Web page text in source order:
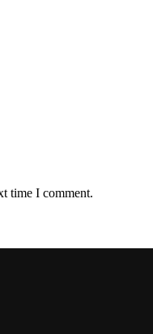
time I comment.